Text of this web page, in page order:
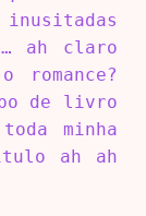
ah claro
romance?
de livro
minha
ah ah